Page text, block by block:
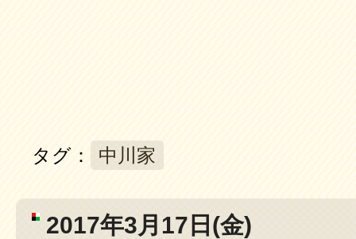
タグ： 中川家
2017年3月17日(金)